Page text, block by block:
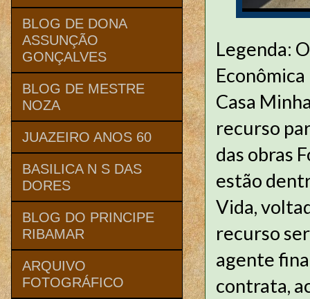
Legenda:
Casa
recurso
das obras
estão
Vida,
recurso
agente
contrata,
BLOG DE DONA
ASSUNÇÃO
GONÇALVES
BLOG DE MESTRE
NOZA
JUAZEIRO ANOS 60
BASILICA N S DAS
DORES
BLOG DO PRINCIPE
RIBAMAR
ARQUIVO
FOTOGRÁFICO